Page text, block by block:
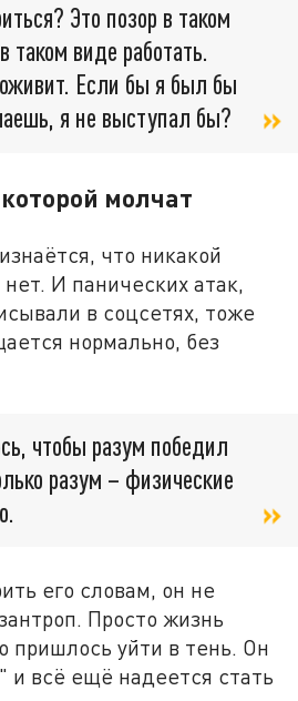
Это позор в таком
таком виде работать.
Если бы я был бы
я не выступал бы?
молчат
что никакой
И панических атак,
в соцсетях, тоже
нормально, без
чтобы разум победил
разум – физические
его словам, он не
Просто жизнь
пришлось уйти в тень. Он
и всё ещё надеется стать